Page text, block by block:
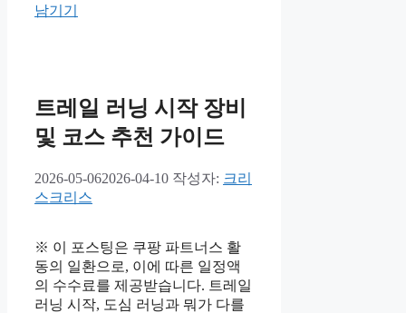
남기기
트레일 러닝 시작 장비
및 코스 추천 가이드
2026-05-062026-04-10 작성자: 크리
스크리스
※ 이 포스팅은 쿠팡 파트너스 활
동의 일환으로, 이에 따른 일정액
의 수수료를 제공받습니다. 트레일
러닝 시작, 도심 러닝과 뭐가 다를